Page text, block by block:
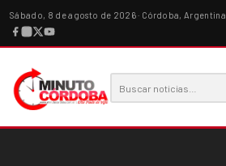
Sábado, 8 de agosto de 2026 · Córdoba, Argentina